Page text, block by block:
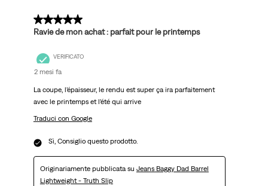
5 su 5 stelle.
Ravie de mon achat : parfait pour le printemps
VERIFICATO
2 mesi fa
La coupe, l’épaisseur, le rendu est super ça ira parfaitement
avec le printemps et l’été qui arrive
Traduci con Google
Sì, Consiglio questo prodotto.
Originariamente pubblicata su Jeans Baggy Dad Barrel
Lightweight - Truth Slip